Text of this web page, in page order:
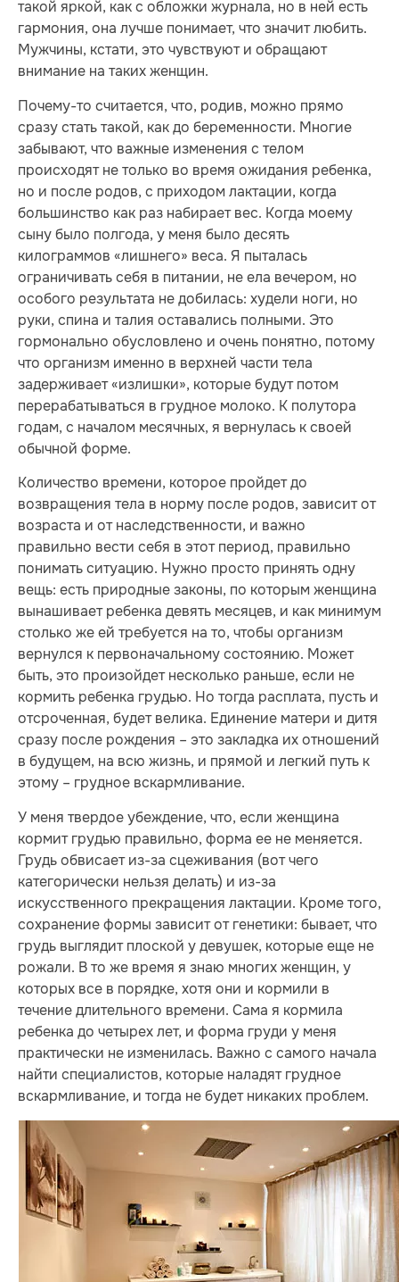
такой яркой, как с обложки журнала, но в ней есть
гармония, она лучше понимает, что значит любить.
Мужчины, кстати, это чувствуют и обращают
внимание на таких женщин.
Почему-то считается, что, родив, можно прямо
сразу стать такой, как до беременности. Многие
забывают, что важные изменения с телом
происходят не только во время ожидания ребенка,
но и после родов, с приходом лактации, когда
большинство как раз набирает вес. Когда моему
сыну было полгода, у меня было десять
килограммов «лишнего» веса. Я пыталась
ограничивать себя в питании, не ела вечером, но
особого результата не добилась: худели ноги, но
руки, спина и талия оставались полными. Это
гормонально обусловлено и очень понятно, потому
что организм именно в верхней части тела
задерживает «излишки», которые будут потом
перерабатываться в грудное молоко. К полутора
годам, с началом месячных, я вернулась к своей
обычной форме.
Количество времени, которое пройдет до
возвращения тела в норму после родов, зависит от
возраста и от наследственности, и важно
правильно вести себя в этот период, правильно
понимать ситуацию. Нужно просто принять одну
вещь: есть природные законы, по которым женщина
вынашивает ребенка девять месяцев, и как минимум
столько же ей требуется на то, чтобы организм
вернулся к первоначальному состоянию. Может
быть, это произойдет несколько раньше, если не
кормить ребенка грудью. Но тогда расплата, пусть и
отсроченная, будет велика. Единение матери и дитя
сразу после рождения – это закладка их отношений
в будущем, на всю жизнь, и прямой и легкий путь к
этому – грудное вскармливание.
У меня твердое убеждение, что, если женщина
кормит грудью правильно, форма ее не меняется.
Грудь обвисает из-за сцеживания (вот чего
категорически нельзя делать) и из-за
искусственного прекращения лактации. Кроме того,
сохранение формы зависит от генетики: бывает, что
грудь выглядит плоской у девушек, которые еще не
рожали. В то же время я знаю многих женщин, у
которых все в порядке, хотя они и кормили в
течение длительного времени. Сама я кормила
ребенка до четырех лет, и форма груди у меня
практически не изменилась. Важно с самого начала
найти специалистов, которые наладят грудное
вскармливание, и тогда не будет никаких проблем.